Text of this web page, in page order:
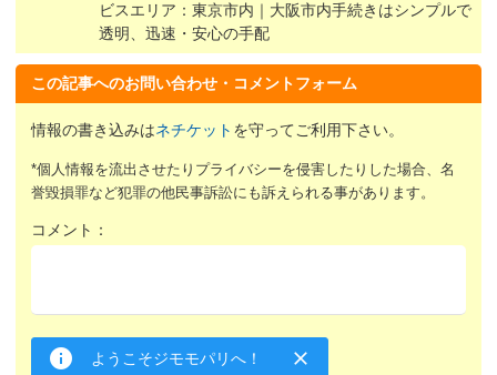
ビスエリア：東京市内｜大阪市内手続きはシンプルで
透明、迅速・安心の手配
この記事へのお問い合わせ・コメントフォーム
情報の書き込みはネチケット を守ってご利用下さい。
*個人情報を流出させたりプライバシーを侵害したりした場合、名
誉毀損罪など犯罪の他民事訴訟にも訴えられる事があります。
コメント：
ようこそジモモパリへ！